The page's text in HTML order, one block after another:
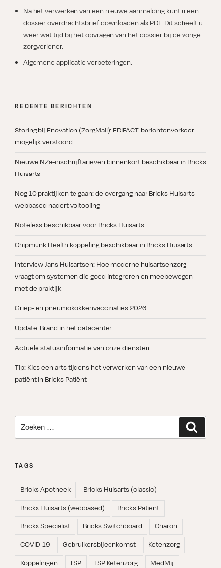
Na het verwerken van een nieuwe aanmelding kunt u een
dossier overdrachtsbrief downloaden als PDF. Dit scheelt u
weer wat tijd bij het opvragen van het dossier bij de vorige
zorgverlener.
Algemene applicatie verbeteringen.
RECENTE BERICHTEN
Storing bij Enovation (ZorgMail): EDIFACT-berichtenverkeer
mogelijk verstoord
Nieuwe NZa-inschrijftarieven binnenkort beschikbaar in Bricks
Huisarts
Nog 10 praktijken te gaan: de overgang naar Bricks Huisarts
webbased nadert voltooiing
Noteless beschikbaar voor Bricks Huisarts
Chipmunk Health koppeling beschikbaar in Bricks Huisarts
Interview Jans Huisartsen: Hoe moderne huisartsenzorg
vraagt om systemen die goed integreren en meebewegen
met de praktijk
Griep- en pneumokokkenvaccinaties 2026
Update: Brand in het datacenter
Actuele statusinformatie van onze diensten
Tip: Kies een arts tijdens het verwerken van een nieuwe
patiënt in Bricks Patiënt
TAGS
Bricks Apotheek
Bricks Huisarts (classic)
Bricks Huisarts (webbased)
Bricks Patiënt
Bricks Specialist
Bricks Switchboard
Charon
COVID-19
Gebruikersbijeenkomst
Ketenzorg
Koppelingen
LSP LSP Ketenzorg
MedMij